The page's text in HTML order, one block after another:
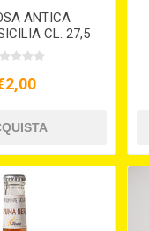
ANTICA
CL. 27,5